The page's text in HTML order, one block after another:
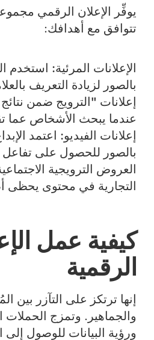
يوفِّر الإعلان الرقمي
تتوافق مع أهدافك:
الإعلانات المرئية: استخدم
بالصور لزيادة التعريف
إعلانات "الترويج ضمن
عندما يبحث الأشخاص عما
إعلانات الفيديو: اعتمد
بالصور للحصول على
العروض الترويجية
التجارية في محتوى يحظى
كيفية عمل
الرقمية
إنها ترتكز على التآزر بين
والجماهير. وتمزج الحملات
ورؤية البيانات للوصول